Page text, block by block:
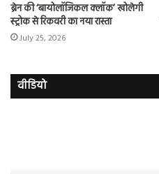
ब्रेन की ‘बायोलॉजिकल क्लॉक’ खोलेगी
स्ट्रोक से रिकवरी का नया रास्ता
July 25, 2026
वीडियो